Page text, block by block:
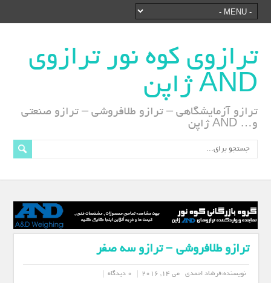
ترازوی کوه نور ترازوی
AND ژاپن
ترازو آزمایشگاهی – ترازو طلافروشی – ترازو صنعتی
و… AND ژاپن
ترازو طلافروشی – ترازو سه صفر
نویسنده:فرشاد احمدی می 14, 2016 0 دیدگاه